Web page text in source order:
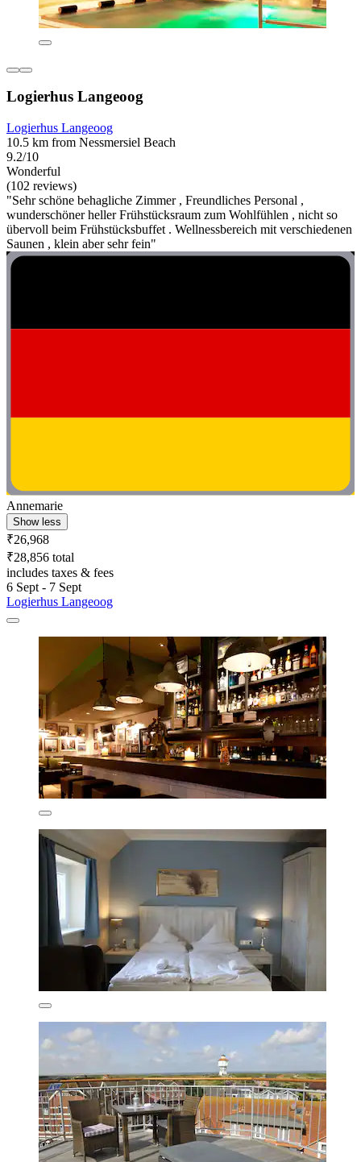
Logierhus Langeoog
Logierhus Langeoog
10.5 km from Nessmersiel Beach
9.2/10
Wonderful
(102 reviews)
"Sehr schöne behagliche Zimmer , Freundliches Personal ,
wunderschöner heller Frühstücksraum zum Wohlfühlen , nicht so
übervoll beim Frühstücksbuffet . Wellnessbereich mit verschiedenen
Saunen , klein aber sehr fein"
Annemarie
Show less
₹26,968
₹28,856 total
includes taxes & fees
6 Sept - 7 Sept
Logierhus Langeoog